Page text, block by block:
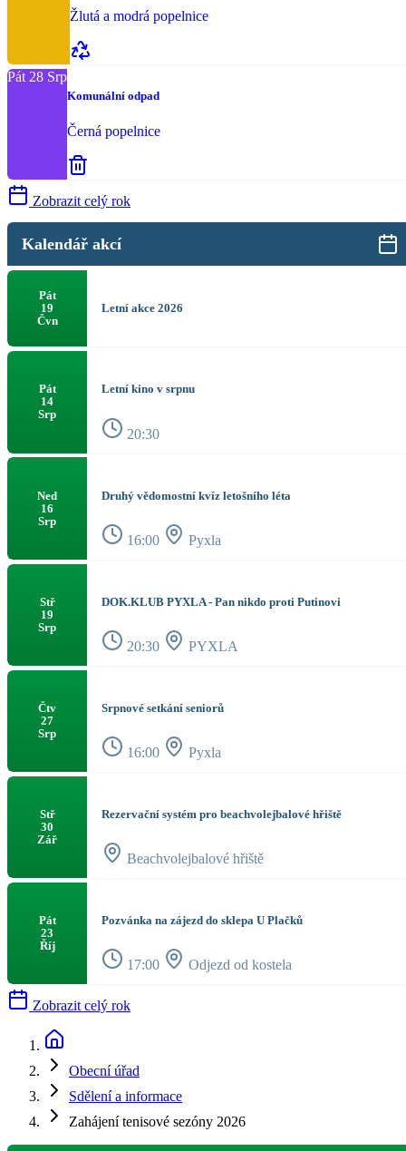
Žlutá a modrá popelnice
Pát 28 Srp
Komunální odpad
Černá popelnice
Zobrazit celý rok
Kalendář akcí
Pát
19
Čvn
Letní akce 2026
Pát
14
Srp
Letní kino v srpnu
20:30
Ned
16
Srp
Druhý vědomostní kvíz letošního léta
16:00 Pyxla
Stř
19
Srp
DOK.KLUB PYXLA - Pan nikdo proti Putinovi
20:30 PYXLA
Čtv
27
Srp
Srpnové setkání seniorů
16:00 Pyxla
Stř
30
Zář
Rezervační systém pro beachvolejbalové hřiště
Beachvolejbalové hřiště
Pát
23
Říj
Pozvánka na zájezd do sklepa U Plačků
17:00 Odjezd od kostela
Zobrazit celý rok
Obecní úřad
Sdělení a informace
Zahájení tenisové sezóny 2026